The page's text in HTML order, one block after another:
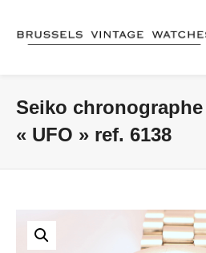
Seiko
« UFO » ref. 6138